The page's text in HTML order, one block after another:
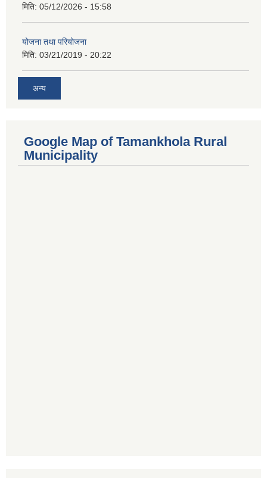
मिति: 05/12/2026 - 15:58
योजना तथा परियोजना
मिति: 03/21/2019 - 20:22
अन्य
Google Map of Tamankhola Rural
Municipality